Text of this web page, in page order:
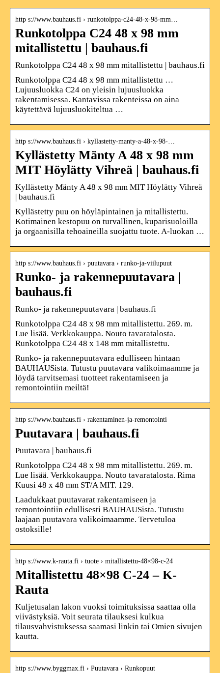
http s://www.bauhaus.fi › runkotolppa-c24-48-x-98-mm…
Runkotolppa C24 48 x 98 mm
mitallistettu | bauhaus.fi
Runkotolppa C24 48 x 98 mm mitallistettu | bauhaus.fi
Runkotolppa C24 48 x 98 mm mitallistettu …
Lujuusluokka C24 on yleisin lujuusluokka
rakentamisessa. Kantavissa rakenteissa on aina
käytettävä lujuusluokiteltua …
http s://www.bauhaus.fi › kyllastetty-manty-a-48-x-98-…
Kyllästetty Mänty A 48 x 98 mm
MIT Höylätty Vihreä | bauhaus.fi
Kyllästetty Mänty A 48 x 98 mm MIT Höylätty Vihreä
| bauhaus.fi
Kyllästetty puu on höyläpintainen ja mitallistettu.
Kotimainen kestopuu on turvallinen, kuparisuoloilla
ja orgaanisilla tehoaineilla suojattu tuote. A-luokan …
http s://www.bauhaus.fi › puutavara › runko-ja-viilupuut
Runko- ja rakennepuutavara |
bauhaus.fi
Runko- ja rakennepuutavara | bauhaus.fi
Runkotolppa C24 48 x 98 mm mitallistettu. 269. m.
Lue lisää. Verkkokauppa. Nouto tavaratalosta.
Runkotolppa C24 48 x 148 mm mitallistettu.
Runko- ja rakennepuutavara edulliseen hintaan
BAUHAUSista. Tutustu puutavara valikoimaamme ja
löydä tarvitsemasi tuotteet rakentamiseen ja
remontointiin meiltä!
http s://www.bauhaus.fi › rakentaminen-ja-remontointi
Puutavara | bauhaus.fi
Puutavara | bauhaus.fi
Runkotolppa C24 48 x 98 mm mitallistettu. 269. m.
Lue lisää. Verkkokauppa. Nouto tavaratalosta. Rima
Kuusi 48 x 48 mm ST/A MIT. 129.
Laadukkaat puutavarat rakentamiseen ja
remontointiin edullisesti BAUHAUSista. Tutustu
laajaan puutavara valikoimaamme. Tervetuloa
ostoksille!
http s://www.k-rauta.fi › tuote › mitallistettu-48×98-c-24
Mitallistettu 48×98 C-24 – K-
Rauta
Kuljetusalan lakon vuoksi toimituksissa saattaa olla
viivästyksiä. Voit seurata tilauksesi kulkua
tilausvahvistuksessa saamasi linkin tai Omien sivujen
kautta.
http s://www.byggmax.fi › Puutavara › Runkopuut